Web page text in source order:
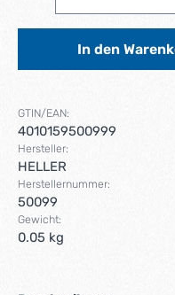
In den
GTIN/EAN:
4010159500999
Hersteller:
HELLER
Herstellernummer:
50099
Gewicht:
0.05 kg